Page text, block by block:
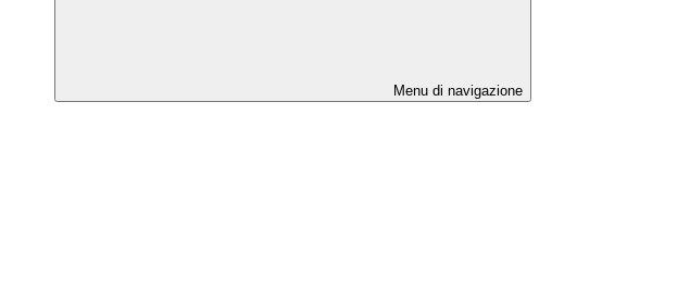
Menu di navigazione